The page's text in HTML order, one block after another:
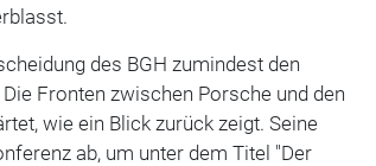
des BGH zumindest den
Fronten zwischen Porsche und den
wie ein Blick zurück zeigt. Seine
ab, um unter dem Titel "Der